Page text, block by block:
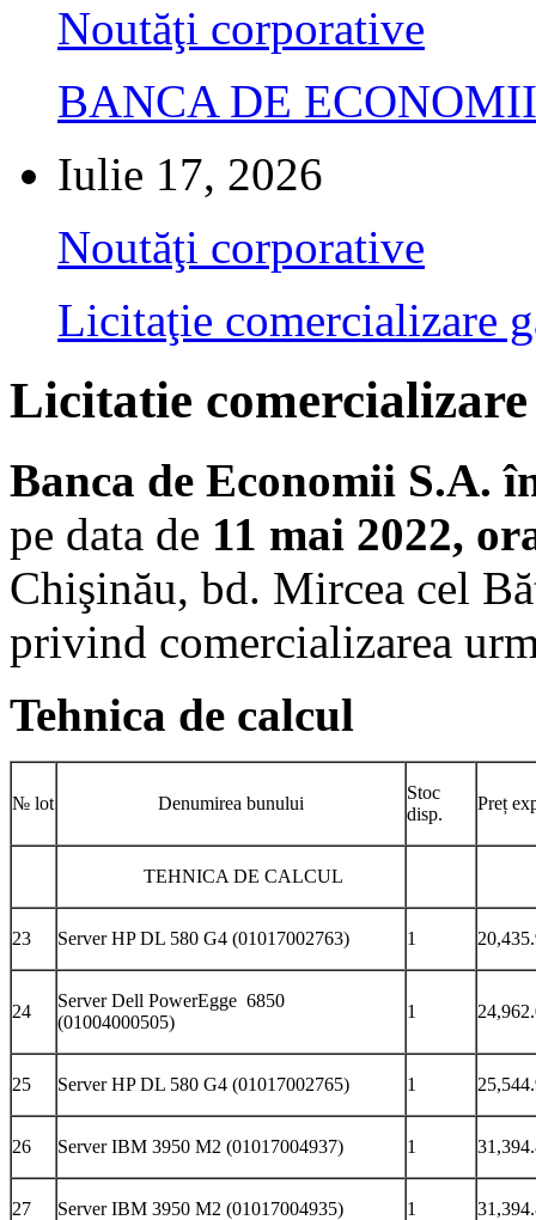
Noutăţi corporative
BANCA DE
Iulie 17, 2026
Noutăţi corporative
Licitaţie comercializare
Licitatie
Banca de Economii S.A.
pe data de 11 mai 2022,
Chişinău, bd. Mircea cel
privind comercializarea
Tehnica de calcul
№ lot Denumirea bunului
Stoc
disp.
Preț
TEHNICA DE CALCUL
23 Server HP DL 580 G4 (01017002763) 1
24
Server Dell PowerEgge 6850
(01004000505)
1
25 Server HP DL 580 G4 (01017002765) 1
26 Server IBM 3950 M2 (01017004937) 1
27 Server IBM 3950 M2 (01017004935) 1